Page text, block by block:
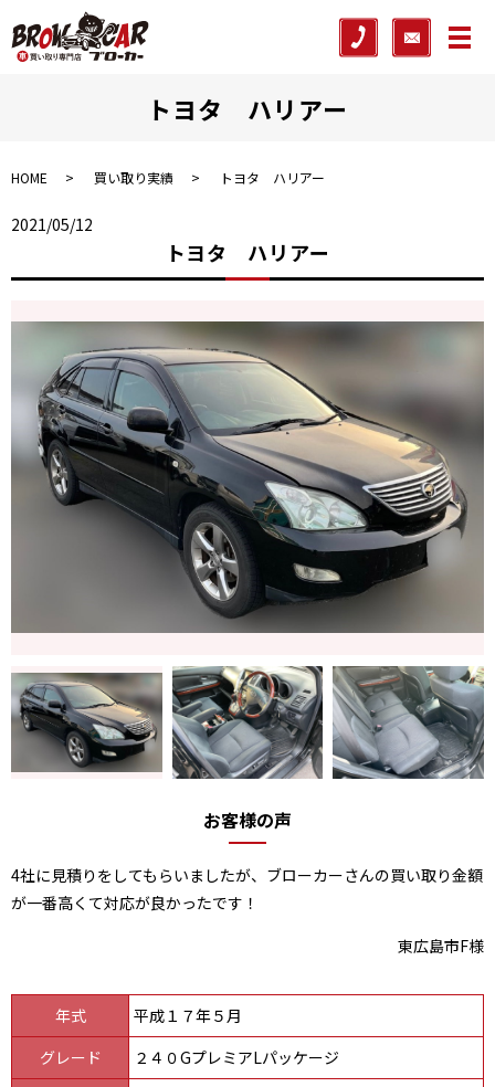
メ
トヨタ ハリアー
HOME 買い取り実績 トヨタ ハリアー
2021/05/12
トヨタ ハリアー
お客様の声
4社に見積りをしてもらいましたが、ブローカーさんの買い取り金額
が一番高くて対応が良かったです！
東広島市F様
年式
平成１７年５月
グレード
２４０GプレミアLパッケージ